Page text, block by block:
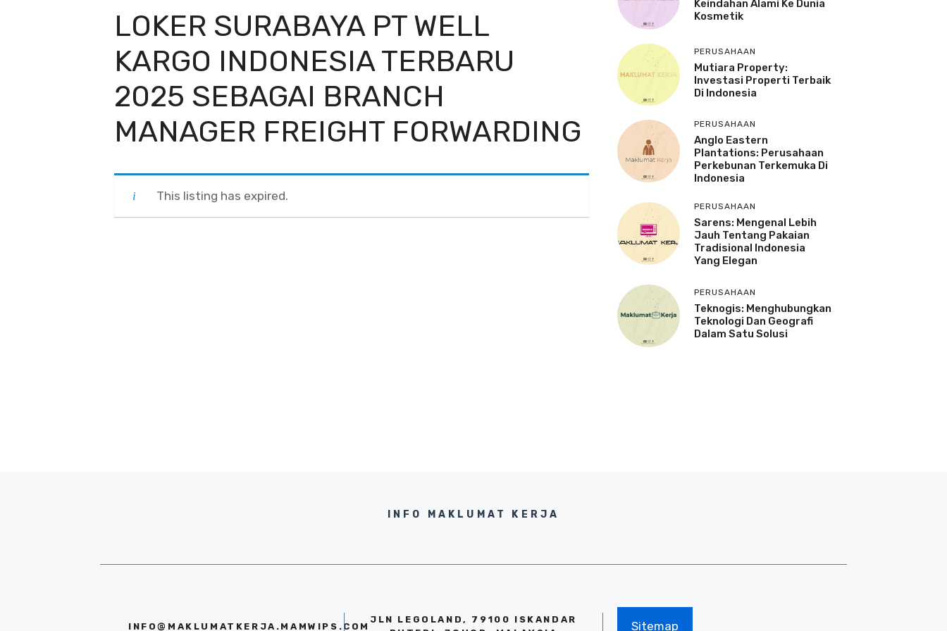
LOKER SURABAYA PT WELL
KARGO INDONESIA TERBARU
2025 SEBAGAI BRANCH
MANAGER FREIGHT FORWARDING
This listing has expired.
Keindahan Alami Ke Dunia
Kosmetik
PERUSAHAAN
Mutiara Property:
Investasi Properti Terbaik
Di Indonesia
PERUSAHAAN
Anglo Eastern
Plantations: Perusahaan
Perkebunan Terkemuka Di
Indonesia
PERUSAHAAN
Sarens: Mengenal Lebih
Jauh Tentang Pakaian
Tradisional Indonesia
Yang Elegan
PERUSAHAAN
Teknogis: Menghubungkan
Teknologi Dan Geografi
Dalam Satu Solusi
INFO MAKLUMAT KERJA
INFO@MAKLUMATKERJA.MAMWIPS.COM
JLN LEGOLAND, 79100 ISKANDAR
Sitemap